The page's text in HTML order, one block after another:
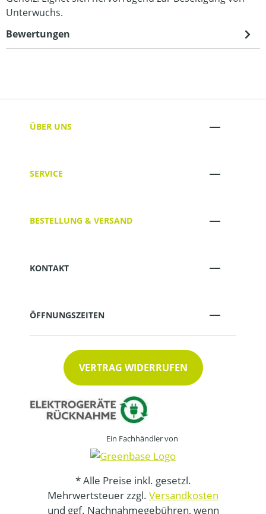
Unterwuchs.
Bewertungen
ÜBER UNS
SERVICE
BESTELLUNG & VERSAND
KONTAKT
ÖFFNUNGSZEITEN
VERTRAG WIDERRUFEN
Ein Fachhändler von
* Alle Preise inkl. gesetzl.
Mehrwertsteuer zzgl. Versandkosten
und ggf. Nachnahmegebühren, wenn